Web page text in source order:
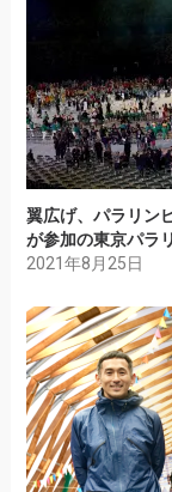
翼広げ、パラリン
が参加の東京パラ
2021年8月25日